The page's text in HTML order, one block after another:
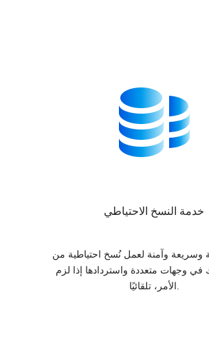
خدمة النسخ الاحتياطي
وسريعة وآمنة لعمل نُسخ احتياطية من
في وجهات متعددة واستردادها إذا لزم